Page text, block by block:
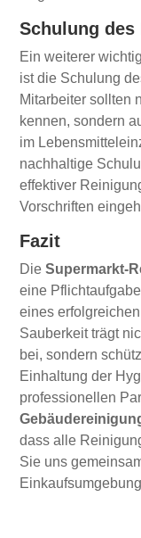
Schulung
Ein weiterer
ist die Schulung
Mitarbeiter sollten
kennen, sondern
im
nachhaltige
effektiver
Vorschriften
Fazit
DieSupermarkt-
eine
eines
Sauberkeit trägt
bei, sondern
Einhaltung der
professionellen
dass alle
Sie uns